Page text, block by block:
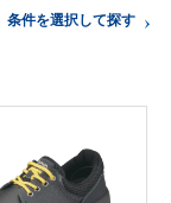
条件を選択して探す